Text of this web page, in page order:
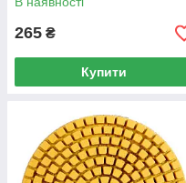
265 ₴
Купити